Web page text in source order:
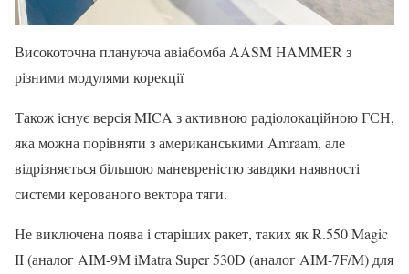
Високоточна плануюча авіабомба AASM HAMMER з
різними модулями корекції
Також існує версія MICA з активною радіолокаційною ГСН,
яка можна порівняти з американськими Amraam, але
відрізняється більшою маневреністю завдяки наявності
системи керованого вектора тяги.
Не виключена поява і старіших ракет, таких як R.550 Magic
II (аналог AIM-9M іMatra Super 530D (аналог AIM-7F/M) для